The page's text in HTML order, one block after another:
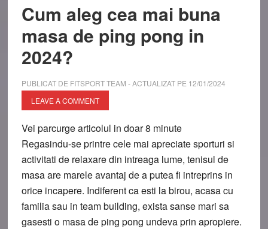
Cum aleg cea mai buna
masa de ping pong in
2024?
PUBLICAT DE FITSPORT TEAM - ACTUALIZAT PE 12/01/2024
LEAVE A COMMENT
Vei parcurge articolul in doar8 minute
Regasindu-se printre cele mai apreciate sporturi si
activitati de relaxare din intreaga lume, tenisul de
masa are marele avantaj de a putea fi intreprins in
orice incapere. Indiferent ca esti la birou, acasa cu
familia sau in team building, exista sanse mari sa
gasesti o masa de ping pong undeva prin apropiere.